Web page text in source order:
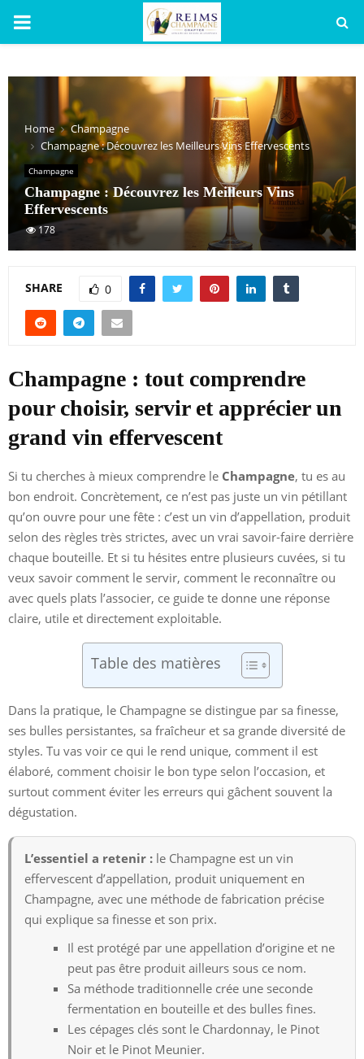
PRIMARY
Home
Champagne
Champagne : Découvrez les Meilleurs Vins Effervescents
Champagne
Champagne : Découvrez les Meilleurs Vins
Effervescents
178
SHARE 0
Champagne : tout comprendre
pour choisir, servir et apprécier un
grand vin effervescent
Si tu cherches à mieux comprendre le Champagne, tu es au
bon endroit. Concrètement, ce n’est pas juste un vin pétillant
qu’on ouvre pour une fête : c’est un vin d’appellation, produit
selon des règles très strictes, avec un vrai savoir-faire derrière
chaque bouteille. Et si tu hésites entre plusieurs cuvées, si tu
veux savoir comment le servir, comment le reconnaître ou
avec quels plats l’associer, ce guide te donne une réponse
claire, utile et directement exploitable.
Table des matières
Dans la pratique, le Champagne se distingue par sa finesse,
ses bulles persistantes, sa fraîcheur et sa grande diversité de
styles. Tu vas voir ce qui le rend unique, comment il est
élaboré, comment choisir le bon type selon l’occasion, et
surtout comment éviter les erreurs qui gâchent souvent la
dégustation.
L’essentiel a retenir : le Champagne est un vin
effervescent d’appellation, produit uniquement en
Champagne, avec une méthode de fabrication précise
qui explique sa finesse et son prix.
Il est protégé par une appellation d’origine et ne
peut pas être produit ailleurs sous ce nom.
Sa méthode traditionnelle crée une seconde
fermentation en bouteille et des bulles fines.
Les cépages clés sont le Chardonnay, le Pinot
Noir et le Pinot Meunier.